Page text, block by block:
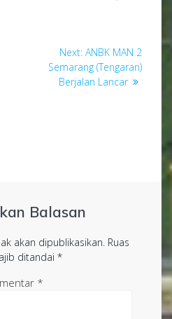
Next: Next
post:
ANBK MAN 2
Semarang (Tengaran)
Berjalan Lancar
Balasan
akan dipublikasikan. Ruas
ditandai *
*